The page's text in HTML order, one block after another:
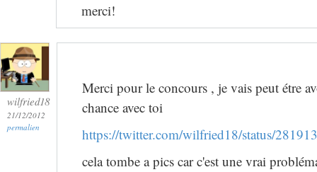
merci!
wilfried18
21/12/2012
permalien
Merci pour le concours , je vais peut étre
chance avec toi
https://twitter.com/wilfried18/status/
cela tombe a pics car c'est une vrai